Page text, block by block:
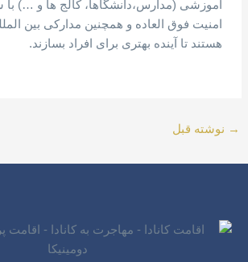
آموزشی (مدارس،دانشگاها، کالج ها و …) با
امنیت فوق العاده و همچنین مدارکی بین
هستند تا آینده بهتری برای افراد بسازند.
→ نوشته قبل